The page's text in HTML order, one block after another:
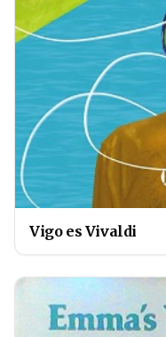
Vigo es Vivaldi